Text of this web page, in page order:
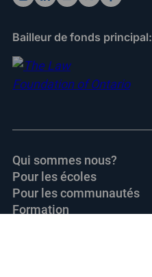
Bailleur de fonds principal:
Qui sommes nous?
Pour les écoles
Pour les communautés
Formation